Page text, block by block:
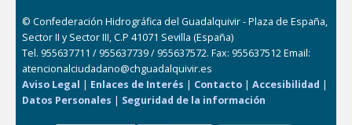
© Confederación Hidrográfica del Guadalquivir - Plaza de España,
Sector II y Sector III, C.P 41071 Sevilla (España)
Tel. 955637711 / 955637739 / 955637572. Fax: 955637512 Email:
atencionalciudadano@chguadalquivir.es
Aviso Legal | Enlaces de Interés | Contacto |Accesibilidad |
Datos Personales | Seguridad de la información